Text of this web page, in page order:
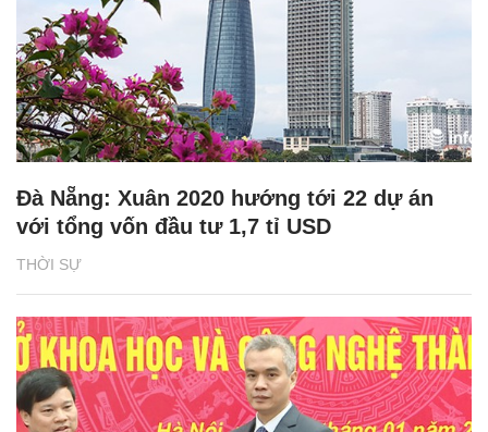
THỜI SỰ
Đà Nẵng: Xuân 2020 hướng tới 22 dự án
với tổng vốn đầu tư 1,7 tỉ USD